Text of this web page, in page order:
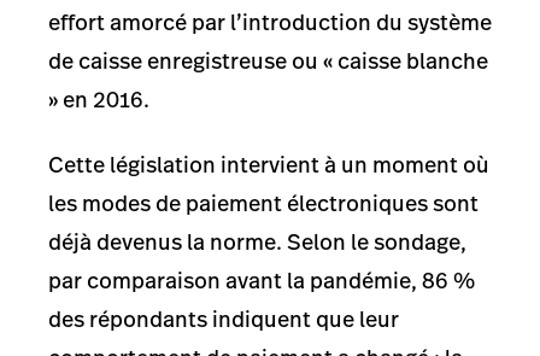
effort amorcé par l’introduction du système
de caisse enregistreuse ou « caisse blanche
» en 2016.
Cette législation intervient à un moment où
les modes de paiement électroniques sont
déjà devenus la norme. Selon le sondage,
par comparaison avant la pandémie, 86 %
des répondants indiquent que leur